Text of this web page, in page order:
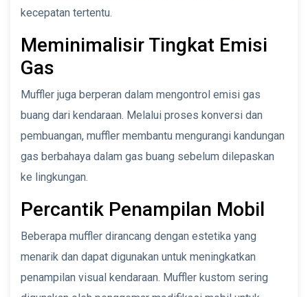
kecepatan tertentu.
Meminimalisir Tingkat Emisi
Gas
Muffler juga berperan dalam mengontrol emisi gas
buang dari kendaraan. Melalui proses konversi dan
pembuangan, muffler membantu mengurangi kandungan
gas berbahaya dalam gas buang sebelum dilepaskan
ke lingkungan.
Percantik Penampilan Mobil
Beberapa muffler dirancang dengan estetika yang
menarik dan dapat digunakan untuk meningkatkan
penampilan visual kendaraan. Muffler kustom sering